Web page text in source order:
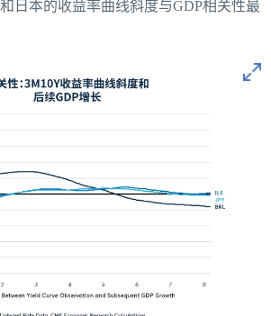
日本的收益率曲线斜度与GDP相关性最